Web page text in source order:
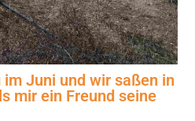
im Juni und wir saßen in
mir ein Freund seine